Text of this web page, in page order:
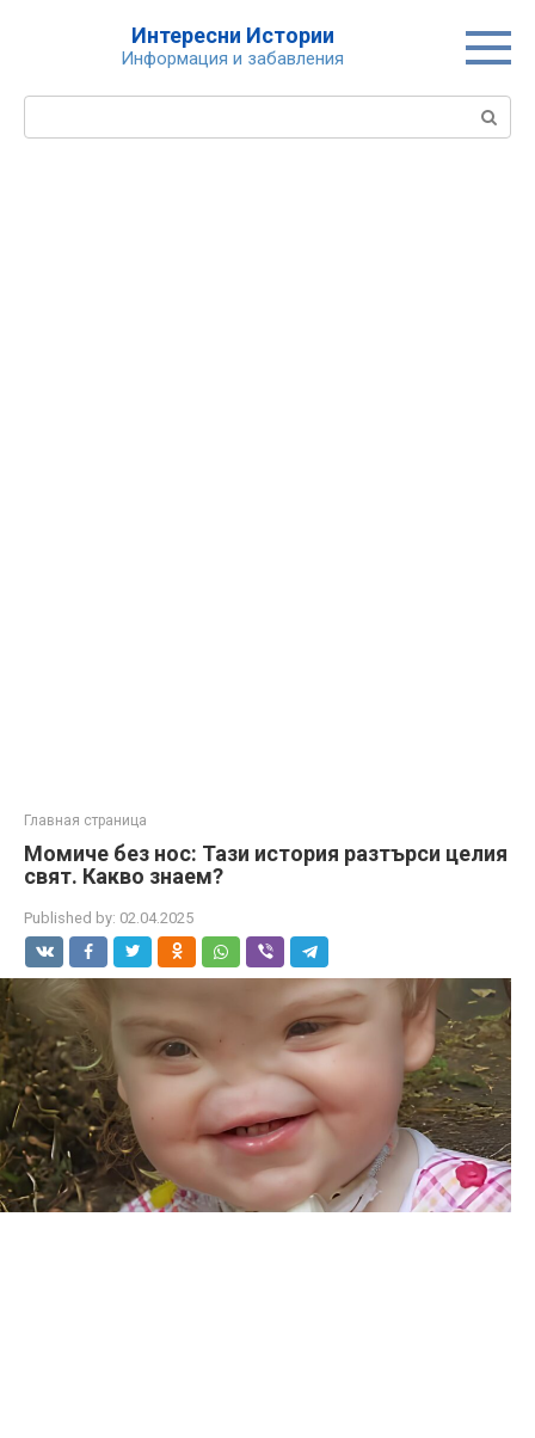
Интересни Истории
Информация и забавления
Search:
Главная страница
Момиче без нос: Тази история разтърси целия
свят. Какво знаем?
Published by: 02.04.2025